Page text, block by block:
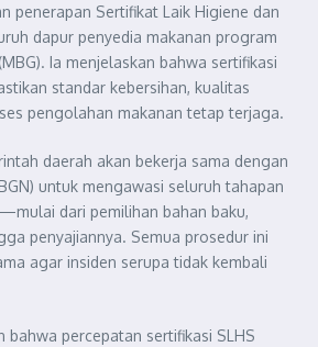
penerapan Sertifikat Laik Higiene dan
dapur penyedia makanan program
Ia menjelaskan bahwa sertifikasi
standar kebersihan, kualitas
pengolahan makanan tetap terjaga.
daerah akan bekerja sama dengan
untuk mengawasi seluruh tahapan
dari pemilihan bahan baku,
penyajiannya. Semua prosedur ini
agar insiden serupa tidak kembali
bahwa percepatan sertifikasi SLHS